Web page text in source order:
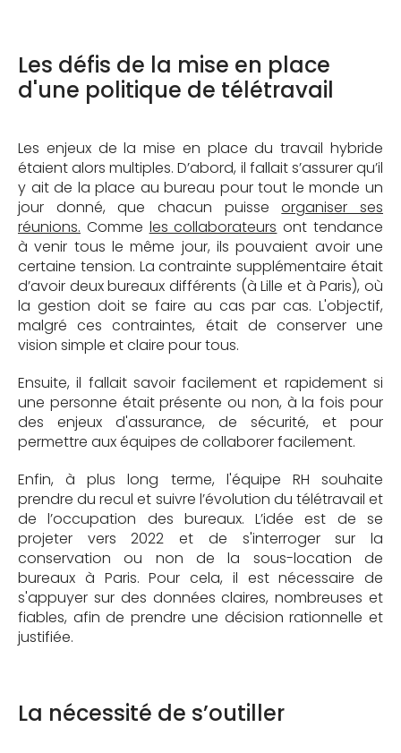
Les défis de la mise en place
d'une politique de télétravail
Les enjeux de la mise en place du travail hybride
étaient alors multiples. D’abord, il fallait s’assurer qu’il
y ait de la place au bureau pour tout le monde un
jour donné, que chacun puisseorganiser ses
réunions. Comme les collaborateurs ont tendance
à venir tous le même jour, ils pouvaient avoir une
certaine tension. La contrainte supplémentaire était
d’avoir deux bureaux différents (à Lille et à Paris), où
la gestion doit se faire au cas par cas. L'objectif,
malgré ces contraintes, était de conserver une
vision simple et claire pour tous.
Ensuite, il fallait savoir facilement et rapidement si
une personne était présente ou non, à la fois pour
des enjeux d'assurance, de sécurité, et pour
permettre aux équipes de collaborer facilement.
Enfin, à plus long terme, l'équipe RH souhaite
prendre du recul et suivre l’évolution du télétravail et
de l’occupation des bureaux. L’idée est de se
projeter vers 2022
et de s'interroger sur la
conservation ou non de la sous-location de
bureaux à Paris. Pour cela, il est nécessaire de
s'appuyer sur des données claires, nombreuses et
fiables, afin de prendre une décision rationnelle et
justifiée.
La nécessité de s’outiller